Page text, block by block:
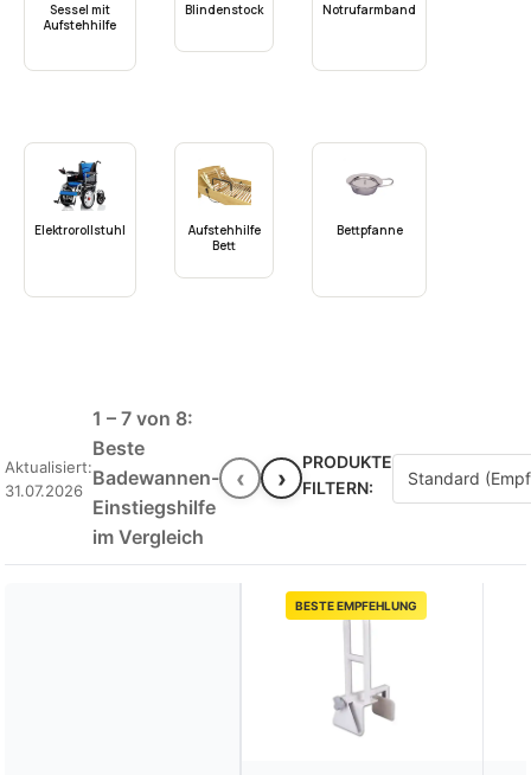
Sessel mit
Aufstehhilfe
Blindenstock Notrufarmband
Elektrorollstuhl
Aufstehhilfe
Bett
Bettpfanne
Aktualisiert:
31.07.2026
1 – 7 von 8:
Beste
Badewannen-
Einstiegshilfe
im Vergleich
‹ ›
PRODUKTE
FILTERN:
BESTE EMPFEHLUNG